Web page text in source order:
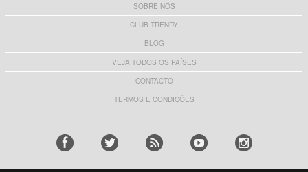
SOBRE NÓS
CLUB TRENDY
BLOG
VEJA TODOS OS PAÍSES
CONTACTO
TERMOS E CONDIÇÕES